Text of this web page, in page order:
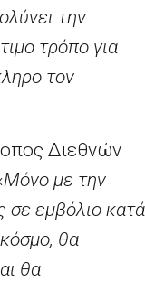
την
τρόπο για
τον
Διεθνών
Μόνο με την
σε εμβόλιο κατά
θα
θα